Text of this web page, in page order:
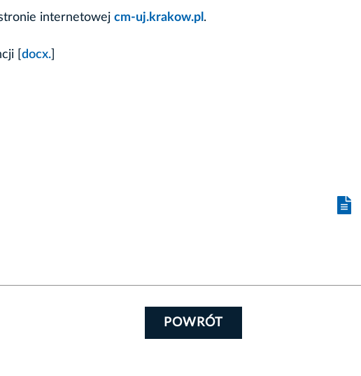
internetowej cm-uj.krakow.pl .
[ docx.
POWRÓT